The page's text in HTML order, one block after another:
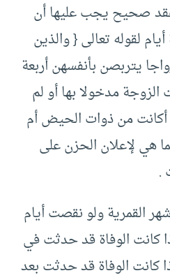
صحيح يجب عليها أن
لقوله تعالى {‏ والذين
يتربصن بأنفسهن أربعة
مدخولا بها أو لم
من ذوات الحيض أم
هي لإعلان الحزن على
.‏
القمرية ولو نقصت أيام
كانت الوفاة قد حدثت في
كانت الوفاة قد حدثت بعد